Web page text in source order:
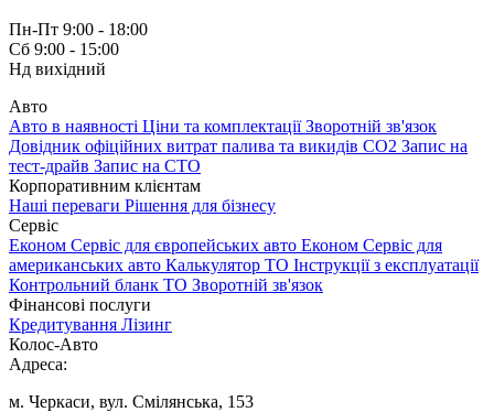
Пн-Пт 9:00 - 18:00
Сб 9:00 - 15:00
Нд вихідний
Авто
Авто в наявності Ціни та комплектаціїЗворотній зв'язок
Довідник офіційних витрат палива та викидів СО2 Запис на
тест-драйв Запис на СТО
Корпоративним клієнтам
Наші переваги Рішення для бізнесу
Сервіс
Економ Сервіс для європейських авто Економ Сервіс для
американських авто Калькулятор ТО Інструкції з експлуатації
Контрольний бланк ТО Зворотній зв'язок
Фінансові послуги
Кредитування Лізинг
Колос-Авто
Адреса:
м. Черкаси, вул. Смілянська, 153